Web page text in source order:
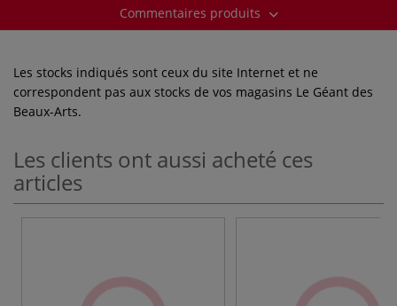
Commentaires produits
Les stocks indiqués sont ceux du site Internet et ne
correspondent pas aux stocks de vos magasins Le Géant des
Beaux-Arts.
Les clients ont aussi acheté ces
articles